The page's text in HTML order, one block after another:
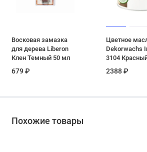
Восковая замазка
для дерева Liberon
Клен Темный 50 мл
679 ₽
Цветное
Dekorwachs
3104
2388 ₽
Похожие товары